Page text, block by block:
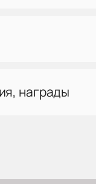
награды